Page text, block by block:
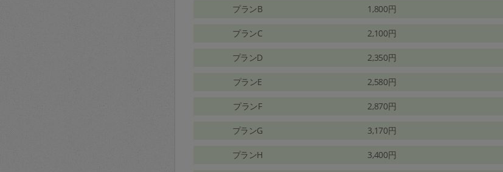
プランB 1,800円
プランC 2,100円
プランD 2,350円
プランE 2,580円
プランF 2,870円
プランG 3,170円
プランH 3,400円